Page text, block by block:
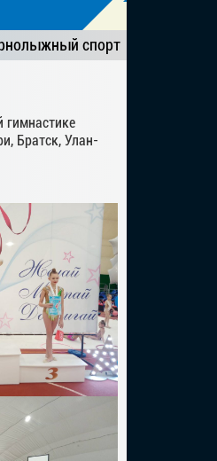
спорт
гимнастике
Братск, Улан-